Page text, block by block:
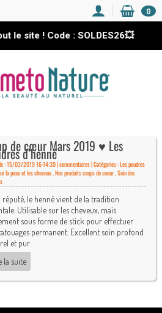
le site ! Code : SOLDES26💥
0
de cœur Mars 2019 ♥ Les
d’henné
: 15/03/2019 16:14:30 |commentaires | Catégories :Les poudres
la peau et les cheveux,Nos produits coups de coeur,Soin des
réputé, le henné vient de la tradition
Utilisable sur les cheveux, mais
sous forme de stick pour effectuer
permanent. Excellent soin profond
et pur.
la suite